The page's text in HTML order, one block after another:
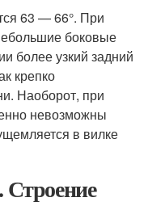
63 — 66°. При
боковые
более узкий задний
крепко
Наоборот, при
невозможны
в вилке
Строение